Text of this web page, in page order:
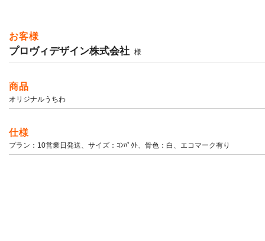
お客様
プロヴィデザイン株式会社 様
商品
オリジナルうちわ
仕様
プラン：10営業日発送、サイズ：ｺﾝﾊﾟｸﾄ、骨色：白、エコマーク有り